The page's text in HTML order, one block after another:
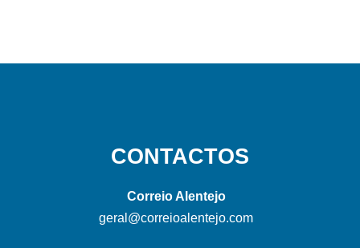
CONTACTOS
Correio Alentejo
geral@correioalentejo.com